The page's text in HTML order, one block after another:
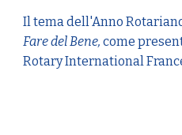
Il tema dell'Anno
Fare del Bene, come
Rotary International